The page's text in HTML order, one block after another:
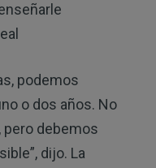
podemos
o dos años. No
pero debemos
dijo. La